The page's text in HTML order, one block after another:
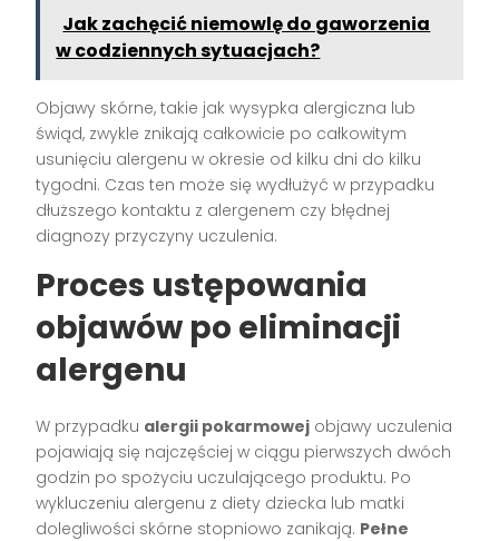
Jak zachęcić niemowlę do gaworzenia
w codziennych sytuacjach?
Objawy skórne, takie jak wysypka alergiczna lub
świąd, zwykle znikają całkowicie po całkowitym
usunięciu alergenu w okresie od kilku dni do kilku
tygodni. Czas ten może się wydłużyć w przypadku
dłuższego kontaktu z alergenem czy błędnej
diagnozy przyczyny uczulenia.
Proces ustępowania
objawów po eliminacji
alergenu
W przypadku alergii pokarmowej objawy uczulenia
pojawiają się najczęściej w ciągu pierwszych dwóch
godzin po spożyciu uczulającego produktu. Po
wykluczeniu alergenu z diety dziecka lub matki
dolegliwości skórne stopniowo zanikają. Pełne